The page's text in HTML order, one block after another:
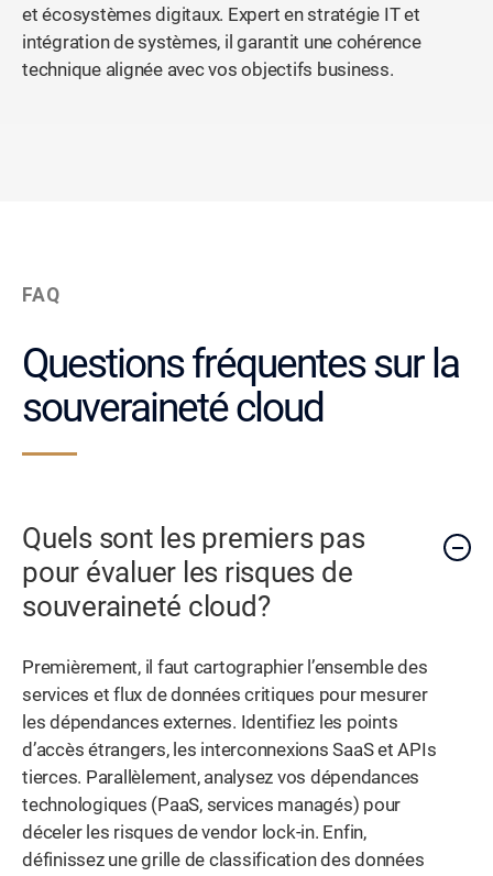
et écosystèmes digitaux. Expert en stratégie IT et
intégration de systèmes, il garantit une cohérence
technique alignée avec vos objectifs business.
FAQ
Questions fréquentes sur la
souveraineté cloud
Quels sont les premiers pas
pour évaluer les risques de
souveraineté cloud?
Premièrement, il faut cartographier l’ensemble des
services et flux de données critiques pour mesurer
les dépendances externes. Identifiez les points
d’accès étrangers, les interconnexions SaaS et APIs
tierces. Parallèlement, analysez vos dépendances
technologiques (PaaS, services managés) pour
déceler les risques de vendor lock-in. Enfin,
définissez une grille de classification des données